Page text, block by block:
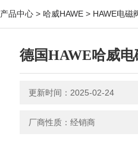
产品中心 > 哈威HAWE > HAWE电磁
德国HAWE哈威
更新时间：2025-02-24
厂商性质：经销商